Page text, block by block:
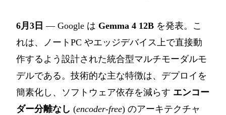
6月3日 — Google は Gemma 4 12B を発表。こ
れは、ノートPC やエッジデバイス上で直接動
作するよう設計された統合型マルチモーダルモ
デルである。技術的な主な特徴は、デプロイを
簡素化し、ソフトウェア依存を減らす エンコー
ダー分離なし (encoder-free) のアーキテクチャ